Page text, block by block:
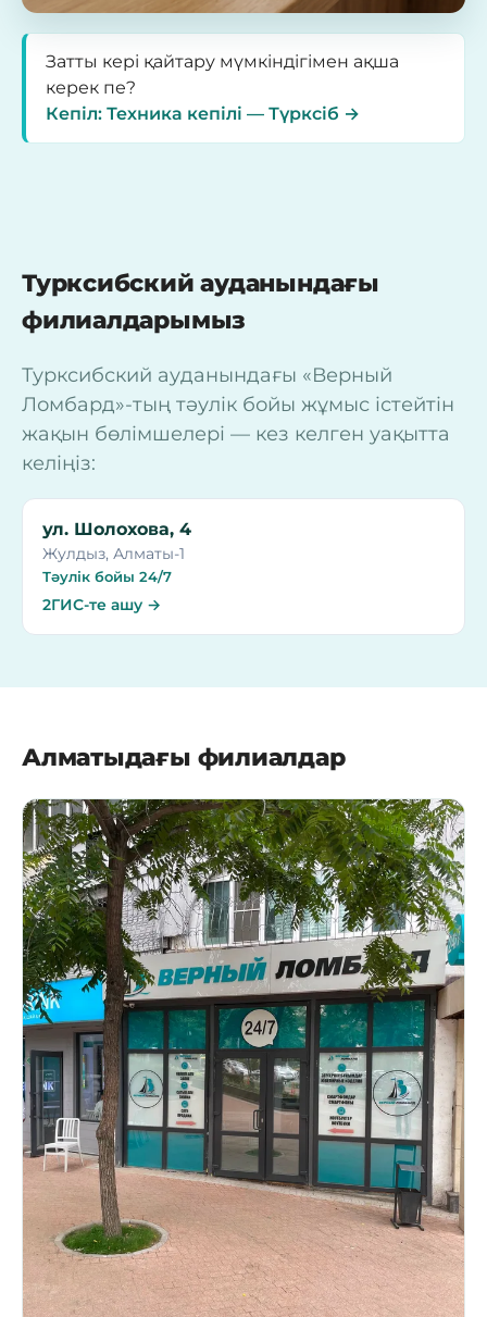
Затты кері қайтару мүмкіндігімен ақша
керек пе?
Кепіл: Техника кепілі — Түрксіб →
Турксибский ауданындағы
филиалдарымыз
Турксибский ауданындағы «Верный
Ломбард»-тың тәулік бойы жұмыс істейтін
жақын бөлімшелері — кез келген уақытта
келіңіз:
ул. Шолохова, 4
Жулдыз, Алматы-1
Тәулік бойы 24/7
2ГИС-те ашу →
Алматыдағы филиалдар